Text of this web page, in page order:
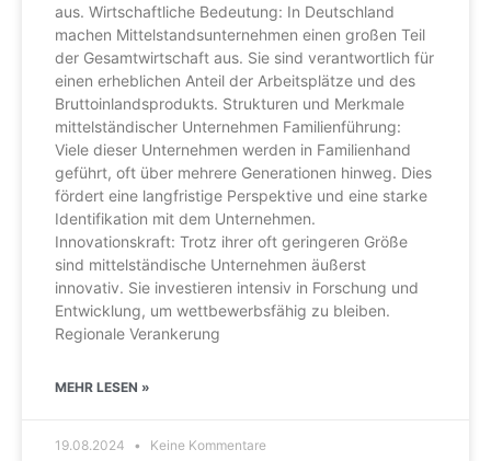
aus. Wirtschaftliche Bedeutung: In Deutschland
machen Mittelstandsunternehmen einen großen Teil
der Gesamtwirtschaft aus. Sie sind verantwortlich für
einen erheblichen Anteil der Arbeitsplätze und des
Bruttoinlandsprodukts. Strukturen und Merkmale
mittelständischer Unternehmen Familienführung:
Viele dieser Unternehmen werden in Familienhand
geführt, oft über mehrere Generationen hinweg. Dies
fördert eine langfristige Perspektive und eine starke
Identifikation mit dem Unternehmen.
Innovationskraft: Trotz ihrer oft geringeren Größe
sind mittelständische Unternehmen äußerst
innovativ. Sie investieren intensiv in Forschung und
Entwicklung, um wettbewerbsfähig zu bleiben.
Regionale Verankerung
MEHR LESEN »
19.08.2024 Keine Kommentare